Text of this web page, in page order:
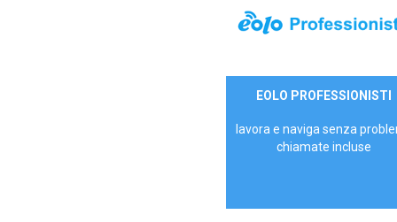
35,00 €/mese
EOLO PROFESSIONISTI
lavora e naviga senza
chiamate incluse